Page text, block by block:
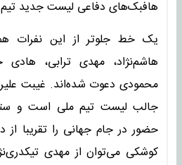
هافبک‌های دفاعی لیست جدید
یک خط جلوتر از این نفرات
هاشم‌نژاد، مهدی ترابی، هادی
محمودی دعوت شده‌اند. غیبت
جالب لیست تیم ملی است و
حضور در جام جهانی را تقریبا
کوشکی می‌توان از مهدی